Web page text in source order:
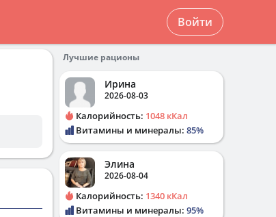
Войти
Лучшие рационы
Ирина
2026-08-03
Калорийность: 1048 кКал
Витамины и минералы: 85%
Элина
2026-08-04
Калорийность: 1340 кКал
Витамины и минералы: 95%